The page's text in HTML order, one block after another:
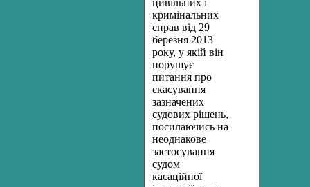
цивільних і
кримінальних
справ від 29
березня 2013
року, у якій він
порушує
питання про
скасування
зазначених
судових рішень,
посилаючись на
неоднакове
застосування
судом
касаційної